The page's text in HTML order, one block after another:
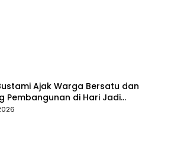
Ajak Warga Bersatu dan
Pembangunan di Hari Jadi
ke-514